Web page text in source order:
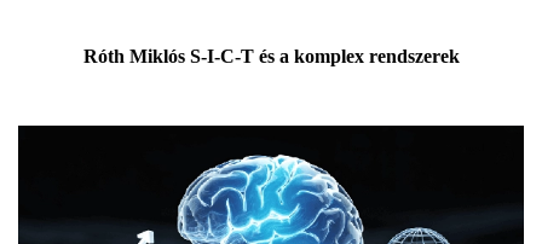
Róth Miklós S-I-C-T és a komplex rendszerek